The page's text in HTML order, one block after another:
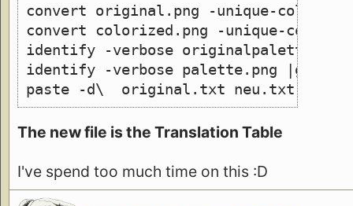
convert original.png -unique-colors -
convert colorized.png -unique-colors
identify -verbose
identify -verbose palette.png
paste -d\  original.txt neu.txt
The new file is the Translation Table
I've spend too much time on this :D